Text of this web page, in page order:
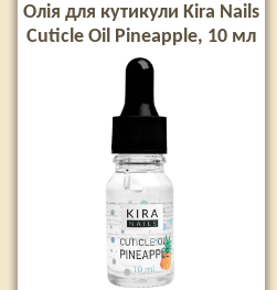
Олія для кутикули Kira Nails
Cuticle Oil Pineapple, 10 мл